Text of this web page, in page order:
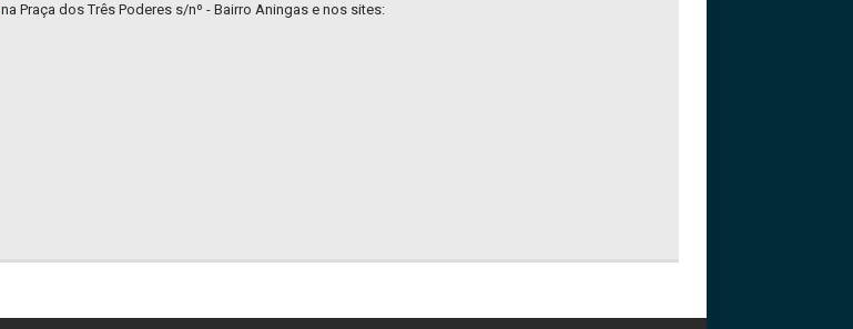
na Praça dos Três Poderes s/nº - Bairro Aningas e nos sites: